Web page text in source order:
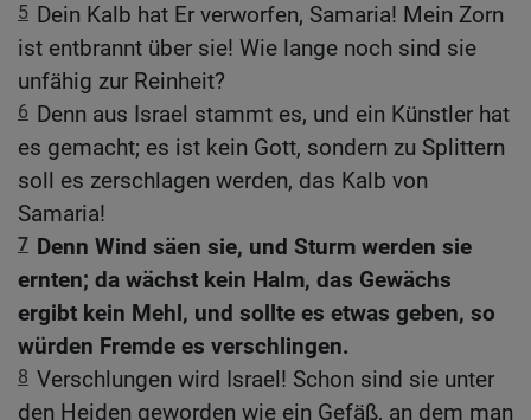
5 Dein Kalb hat Er verworfen, Samaria! Mein Zorn
ist entbrannt über sie! Wie lange noch sind sie
unfähig zur Reinheit?
6 Denn aus Israel stammt es, und ein Künstler hat
es gemacht; es ist kein Gott, sondern zu Splittern
soll es zerschlagen werden, das Kalb von
Samaria!
7 Denn Wind säen sie, und Sturm werden sie
ernten; da wächst kein Halm, das Gewächs
ergibt kein Mehl, und sollte es etwas geben, so
würden Fremde es verschlingen.
8 Verschlungen wird Israel! Schon sind sie unter
den Heiden geworden wie ein Gefäß, an dem man